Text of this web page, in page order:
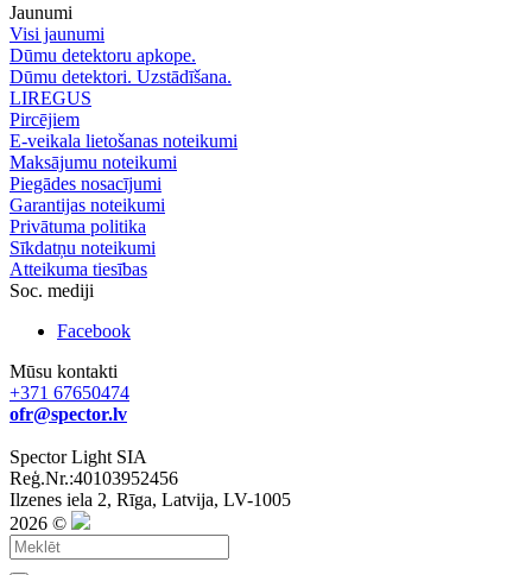
Jaunumi
Visi jaunumi
Dūmu detektoru apkope.
Dūmu detektori. Uzstādīšana.
LIREGUS
Pircējiem
E-veikala lietošanas noteikumi
Maksājumu noteikumi
Piegādes nosacījumi
Garantijas noteikumi
Privātuma politika
Sīkdatņu noteikumi
Atteikuma tiesības
Soc. mediji
Facebook
Mūsu kontakti
+371 67650474
ofr@spector.lv
Spector Light SIA
Reģ.Nr.:40103952456
Ilzenes iela 2, Rīga, Latvija, LV-1005
2026 ©